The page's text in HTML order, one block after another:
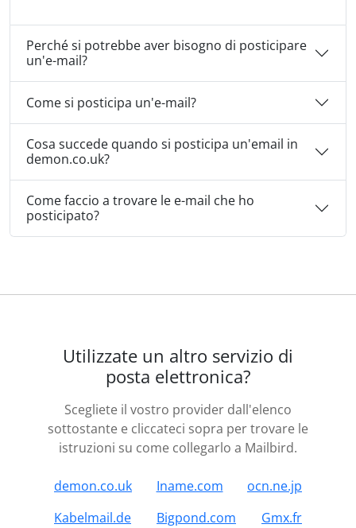
Perché si potrebbe aver bisogno di posticipare
un'e-mail?
Come si posticipa un'e-mail?
Cosa succede quando si posticipa un'email in
demon.co.uk?
Come faccio a trovare le e-mail che ho
posticipato?
Utilizzate un altro servizio di
posta elettronica?
Scegliete il vostro provider dall'elenco
sottostante e cliccateci sopra per trovare le
istruzioni su come collegarlo a Mailbird.
demon.co.uk Iname.com
ocn.ne.jp
Kabelmail.de
Bigpond.com
Gmx.fr